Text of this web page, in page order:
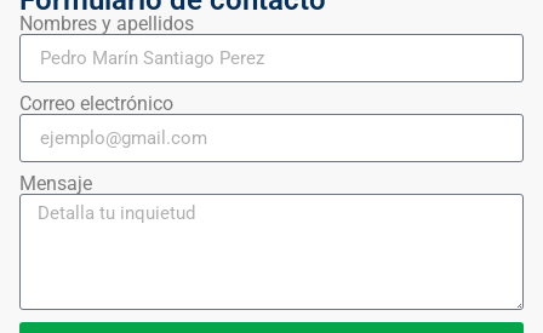
Nombres y apellidos
Correo electrónico
Mensaje